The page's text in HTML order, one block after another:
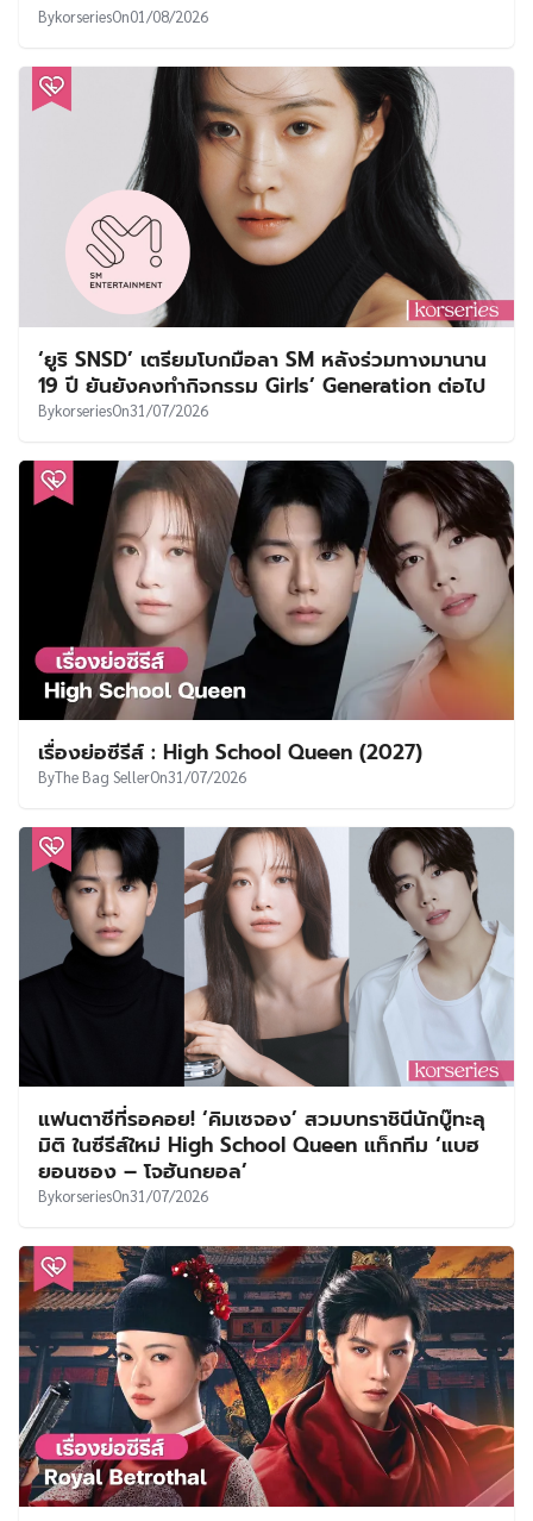
BykorseriesOn01/08/2026
‘ยูริ SNSD’ เตรียมโบกมือลา SM หลังร่วมทางมานาน
19 ปี ยันยังคงทำกิจกรรม Girls’ Generation ต่อไป
BykorseriesOn31/07/2026
เรื่องย่อซีรีส์ : High School Queen (2027)
ByThe Bag SellerOn31/07/2026
แฟนตาซีที่รอคอย! ‘คิมเซจอง’ สวมบทราชินีนักบู๊ทะลุ
มิติ ในซีรีส์ใหม่ High School Queen แท็กทีม ‘แบฮ
ยอนซอง – โจฮันกยอล’
BykorseriesOn31/07/2026